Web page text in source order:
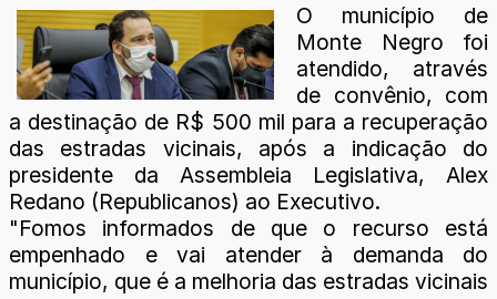
O município de
Monte Negro foi
atendido, através
de convênio, com
a destinação de R$ 500 mil para a recuperação
das estradas vicinais, após a indicação do
presidente da Assembleia Legislativa, Alex
Redano (Republicanos) ao Executivo.
"Fomos informados de que o recurso está
empenhado e vai atender à demanda do
município, que é a melhoria das estradas vicinais